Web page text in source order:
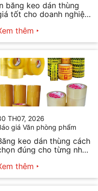
băng keo dán thùng
tốt cho doanh nghiệp
thêm
TH07, 2026
giá Văn phòng phẩm
keo dán thùng cách
đúng cho từng nhu
thêm